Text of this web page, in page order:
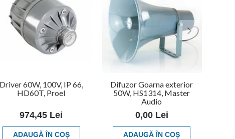
Driver 60W, 100V, IP 66,
HD60T, Proel
974,45 Lei
ADAUGĂ ÎN COŞ
Difuzor Goarna exterior
50W, HS1314, Master
Audio
0,00 Lei
ADAUGĂ ÎN COŞ